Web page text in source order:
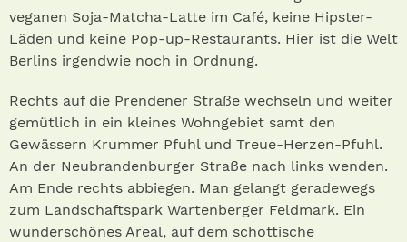
veganen Soja-Matcha-Latte im Café, keine Hipster-
Läden und keine Pop-up-Restaurants. Hier ist die Welt
Berlins irgendwie noch in Ordnung.
Rechts auf die Prendener Straße wechseln und weiter
gemütlich in ein kleines Wohngebiet samt den
Gewässern Krummer Pfuhl und Treue-Herzen-Pfuhl.
An der Neubrandenburger Straße nach links wenden.
Am Ende rechts abbiegen. Man gelangt geradewegs
zum Landschaftspark Wartenberger Feldmark. Ein
wunderschönes Areal, auf dem schottische